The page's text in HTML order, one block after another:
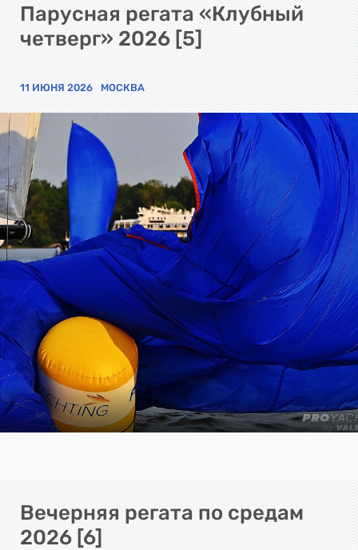
Парусная регата «Клубный
четверг» 2026 [5]
11 ИЮНЯ 2026 МОСКВА
Вечерняя регата по средам
2026 [6]